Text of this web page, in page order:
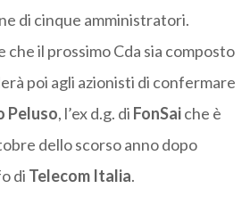
di cinque amministratori.
che il prossimo Cda sia composto
poi agli azionisti di confermare
Peluso, l’ex d.g. di FonSaiche è
dello scorso anno dopo
di Telecom Italia.